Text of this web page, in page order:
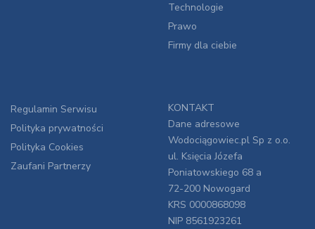
Technologie
Prawo
Firmy dla ciebie
Regulamin Serwisu
Polityka prywatności
Polityka Cookies
Zaufani Partnerzy
KONTAKT
Dane adresowe
Wodociągowiec.pl Sp z o.o.
ul. Księcia Józefa
Poniatowskiego 68 a
72-200 Nowogard
KRS 0000868098
NIP 8561923261